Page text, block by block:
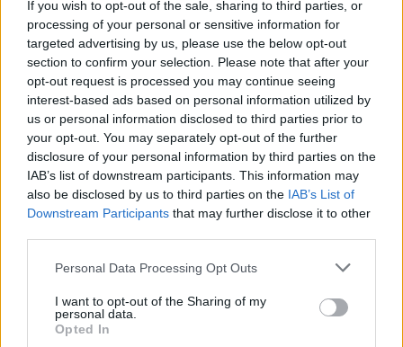
If you wish to opt-out of the sale, sharing to third parties, or
processing of your personal or sensitive information for
targeted advertising by us, please use the below opt-out
section to confirm your selection. Please note that after your
opt-out request is processed you may continue seeing
interest-based ads based on personal information utilized by
us or personal information disclosed to third parties prior to
your opt-out. You may separately opt-out of the further
disclosure of your personal information by third parties on the
IAB’s list of downstream participants. This information may
also be disclosed by us to third parties on the IAB’s List of
Downstream Participants that may further disclose it to other
Please note that this website/app uses one or more Google
not limited to your visit or usage behaviour. You may click to
grant or deny consent to Google and its third-party tags to
use your data for below specified purposes in below Google
Personal Data Processing Opt Outs
I want to opt-out of the Sharing of my
personal data.
Opted In
Οι οδηγοί καλούνται να ακολουθούν πιστά την
εργοταξιακή και προειδοποιητική σήμανση που
έχει τοποθετηθεί στη Νέα Εθνική Οδό Αθηνών –
Κορίνθου πριν από τις εισόδους της Αττικής Οδού,
καθώς και να συμμορφώνονται με τις οδηγίες της
Τροχαίας.
Οι ρυθμίσεις ενδέχεται να προκαλέσουν αυξημένη
κίνηση τις ώρες αιχμής, γι’ αυτό συνιστάται
έγκαιρος προγραμματισμός μετακινήσεων,
ιδιαίτερα για όσους κατευθύνονται προς το